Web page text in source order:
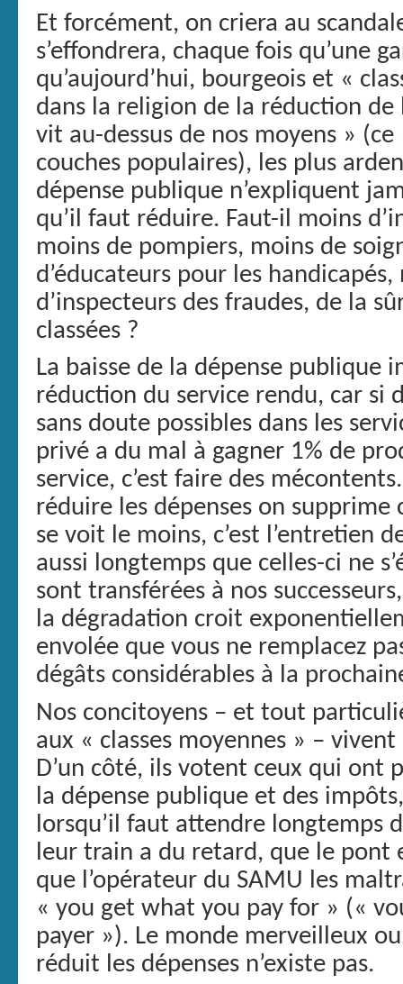
Et forcément, on criera au
s’effondrera, chaque fois qu’une
qu’aujourd’hui, bourgeois et «
dans la religion de la réduction
vit au-dessus de nos moyens »
couches populaires), les plus
dépense publique n’expliquent
qu’il faut réduire. Faut-il moins
moins de pompiers, moins de
d’éducateurs pour les
d’inspecteurs des fraudes, de la
classées ?
La baisse de la dépense publique
réduction du service rendu, car si
sans doute possibles dans les
privé a du mal à gagner 1% de
service, c’est faire des
réduire les dépenses on
se voit le moins, c’est l’entretien
aussi longtemps que celles-ci ne
sont transférées à nos
la dégradation croit
envolée que vous ne remplacez
dégâts considérables à la
Nos concitoyens – et tout
aux « classes moyennes » –
D’un côté, ils votent ceux qui ont
la dépense publique et des
lorsqu’il faut attendre longtemps
leur train a du retard, que le pont
que l’opérateur du SAMU les
« you get what you pay for » («
payer »). Le monde merveilleux
réduit les dépenses n’existe pas.